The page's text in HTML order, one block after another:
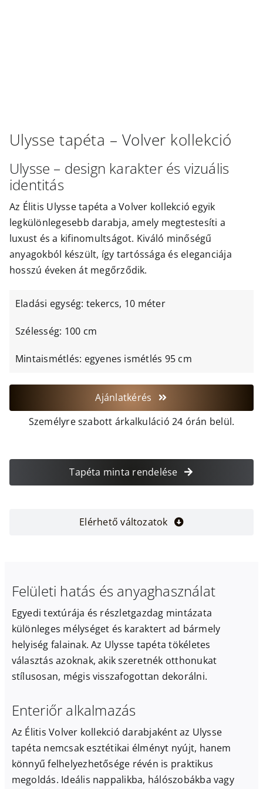
Ulysse tapéta – Volver kollekció
Ulysse – design karakter és vizuális
identitás
Az Élitis Ulysse tapéta a Volver kollekció egyik
legkülönlegesebb darabja, amely megtestesíti a
luxust és a kifinomultságot. Kiváló minőségű
anyagokból készült, így tartóssága és eleganciája
hosszú éveken át megőrződik.
Eladási egység: tekercs, 10 méter
Szélesség: 100 cm
Mintaismétlés: egyenes ismétlés 95 cm
Ajánlatkérés
Személyre szabott árkalkuláció 24 órán belül.
Tapéta minta rendelése
Elérhető változatok
Felületi hatás és anyaghasználat
Egyedi textúrája és részletgazdag mintázata
különleges mélységet és karaktert ad bármely
helyiség falainak. Az Ulysse tapéta tökéletes
választás azoknak, akik szeretnék otthonukat
stílusosan, mégis visszafogottan dekorálni.
Enteriőr alkalmazás
Az Élitis Volver kollekció darabjaként az Ulysse
tapéta nemcsak esztétikai élményt nyújt, hanem
könnyű felhelyezhetősége révén is praktikus
megoldás. Ideális nappalikba, hálószobákba vagy